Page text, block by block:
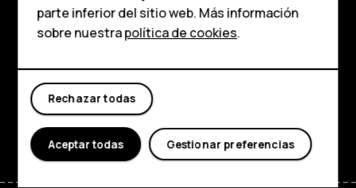
Comprar
Mi cuenta
Acerca de
Soporte
FacebookInstagram
TiktokYoutube
parte inferior del sitio web. Más información
sobre nuestrapolítica de cookies.
Rechazar todas
Gestionar preferencias
Aceptar todas